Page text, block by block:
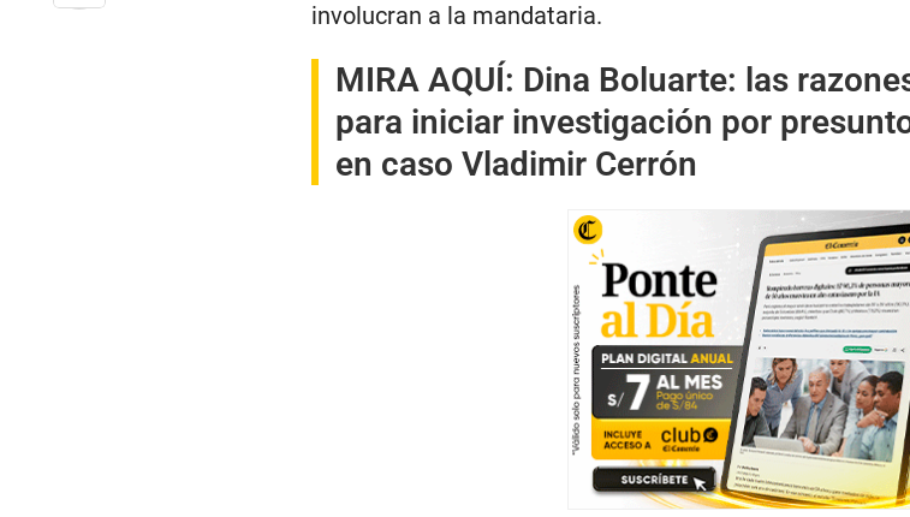
involucran a la mandataria.
MIRA AQUÍ: Dina Boluarte: las
para iniciar investigación por
en caso Vladimir Cerrón